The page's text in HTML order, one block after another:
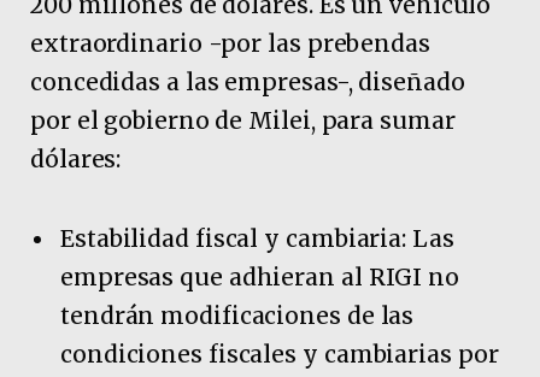
extraordinario -por las prebendas
concedidas a las empresas-, diseñado
por el gobierno de Milei, para sumar
dólares:
Estabilidad fiscal y cambiaria: Las
empresas que adhieran al RIGI no
tendrán modificaciones de las
condiciones fiscales y cambiarias por